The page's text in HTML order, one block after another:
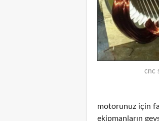
cnc
motorunuz için
ekipmanların